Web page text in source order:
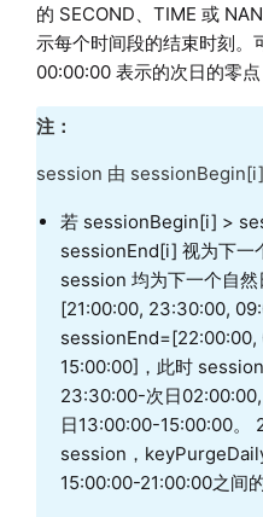
的 SECOND、TIME 或
示每个时间段的结束时刻。
00:00:00 表示的次日的零
注：
session 由
若 sessionBegin[i] >
sessionEnd[i] 视为下一
session 均为下一个自
[21:00:00, 23:30:00,
sessionEnd=[22:00:00,
15:00:00]，此时
23:30:00-次日
日13:00:00-15:00:00。
session，
15:00:00-21:00:00之间